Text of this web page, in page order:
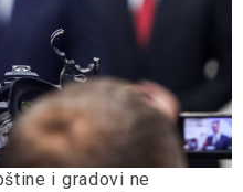
i gradovi ne